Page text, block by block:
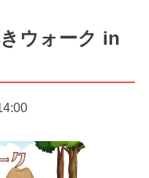
きウォーク in